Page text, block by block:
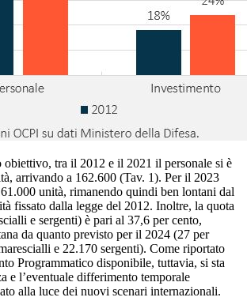
obiettivo, tra il 2012 e il 2021 il personale si è
arrivando a 162.600 (Tav. 1). Per il 2023
unità, rimanendo quindi ben lontani dal
fissato dalla legge del 2012. Inoltre, la quota
e sergenti) è pari al 37,6 per cento,
da quanto previsto per il 2024 (27 per
e 22.170 sergenti). Come riportato
Programmatico disponibile, tuttavia, si sta
e l’eventuale differimento temporale
alla luce dei nuovi scenari internazionali.